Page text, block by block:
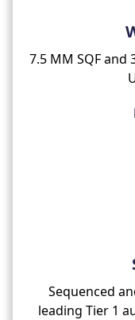
7.5 MM SQF and
Sequenced
leading Tier 1